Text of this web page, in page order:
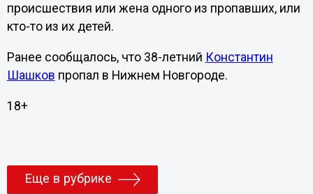
происшествия или жена одного из пропавших, или
кто-то из их детей.
Ранее сообщалось, что 38-летний Константин
Шашков пропал в Нижнем Новгороде.
18+
Еще в рубрике